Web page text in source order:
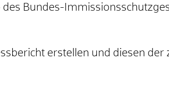
Bundes-
erstellen und diesen der